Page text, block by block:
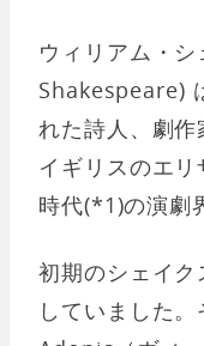
ウィリアム・
Shakespeare)
れた詩人、劇作
イギリスのエ
時代(*1)の演劇
初期のシェイ
していました